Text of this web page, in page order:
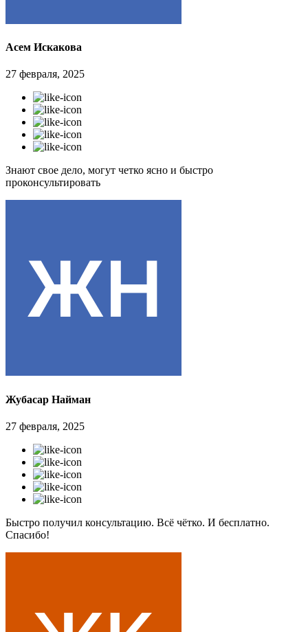
Асем Искакова
27 февраля, 2025
Знают свое дело, могут четко ясно и быстро
проконсультировать
Жубасар Найман
27 февраля, 2025
Быстро получил консультацию. Всё чётко. И бесплатно.
Спасибо!